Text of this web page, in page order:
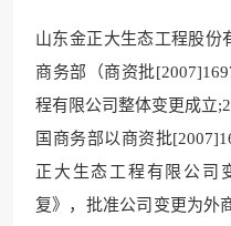
山东金正大生态工程股份
商务部（商资批
程有限公司整体变更成立
国商务部以商资批
正大生态工程有限公司
复》，批准公司变更为外